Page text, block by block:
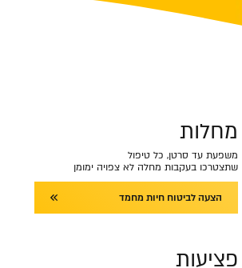
מחלות
משפעת עד סרטן, כל טיפול
שתצטרכו בעקבות מחלה לא צפויה ימומן
הצעה לביטוח חיות מחמד
פציעות